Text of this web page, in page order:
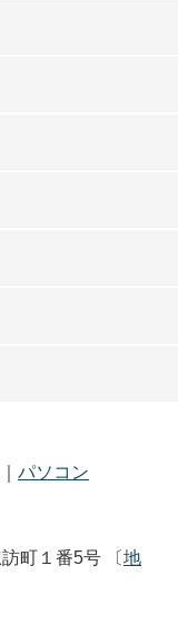
パソコン
町１番5号 〔地